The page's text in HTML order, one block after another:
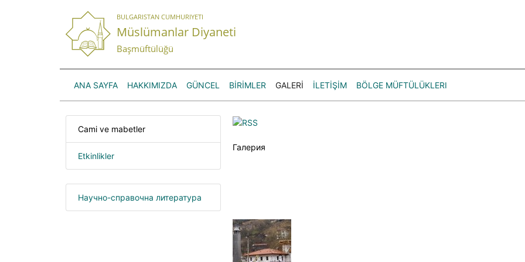
BULGARISTAN CUMHURIYETI
Müslümanlar Diyaneti
Başmüftülüğü
ANA SAYFA HAKKIMIZDA GÜNCEL BİRİMLER GALERİ İLETİŞİM BÖLGE MÜFTÜLÜKLERI
Cami ve mabetler
Etkinlikler
Научно-справочна литература
Галерия